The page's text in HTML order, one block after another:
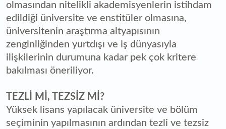
olmasından nitelikli akademisyenlerin istihdam
edildiği üniversite ve enstitüler olmasına,
üniversitenin araştırma altyapısının
zenginliğinden yurtdışı ve iş dünyasıyla
ilişkilerinin durumuna kadar pek çok kritere
bakılması öneriliyor.
TEZLİ Mİ, TEZSİZ Mİ?
Yüksek lisans yapılacak üniversite ve bölüm
seçiminin yapılmasının ardından tezli ve tezsiz